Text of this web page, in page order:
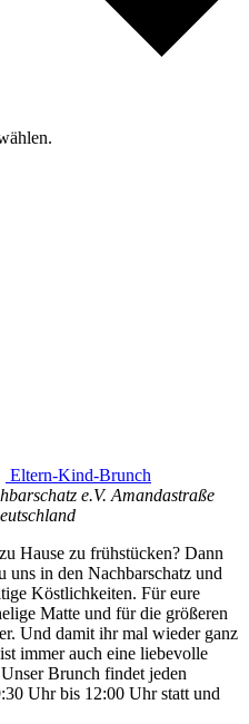
Eltern-Kind-Brunch
e.V. Amandastraße
Hause zu frühstücken? Dann
in den Nachbarschatz und
Köstlichkeiten. Für eure
Matte und für die größeren
Und damit ihr mal wieder ganz
immer auch eine liebevolle
Brunch findet jeden
Uhr bis 12:00 Uhr statt und